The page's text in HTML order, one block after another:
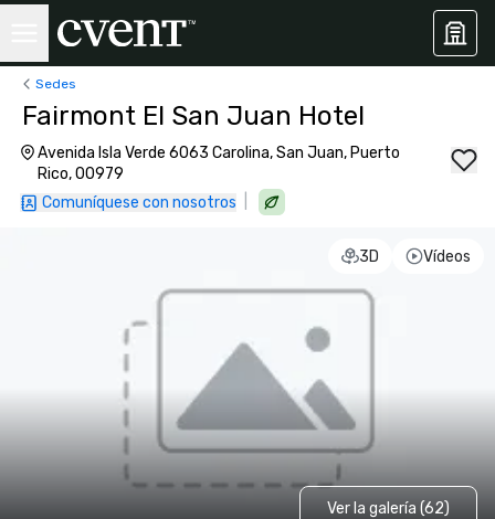
Sedes
Fairmont El San Juan Hotel
Avenida Isla Verde 6063 Carolina, San Juan, Puerto
Rico, 00979
Comuníquese con nosotros
3D Vídeos
Ver la galería (62)